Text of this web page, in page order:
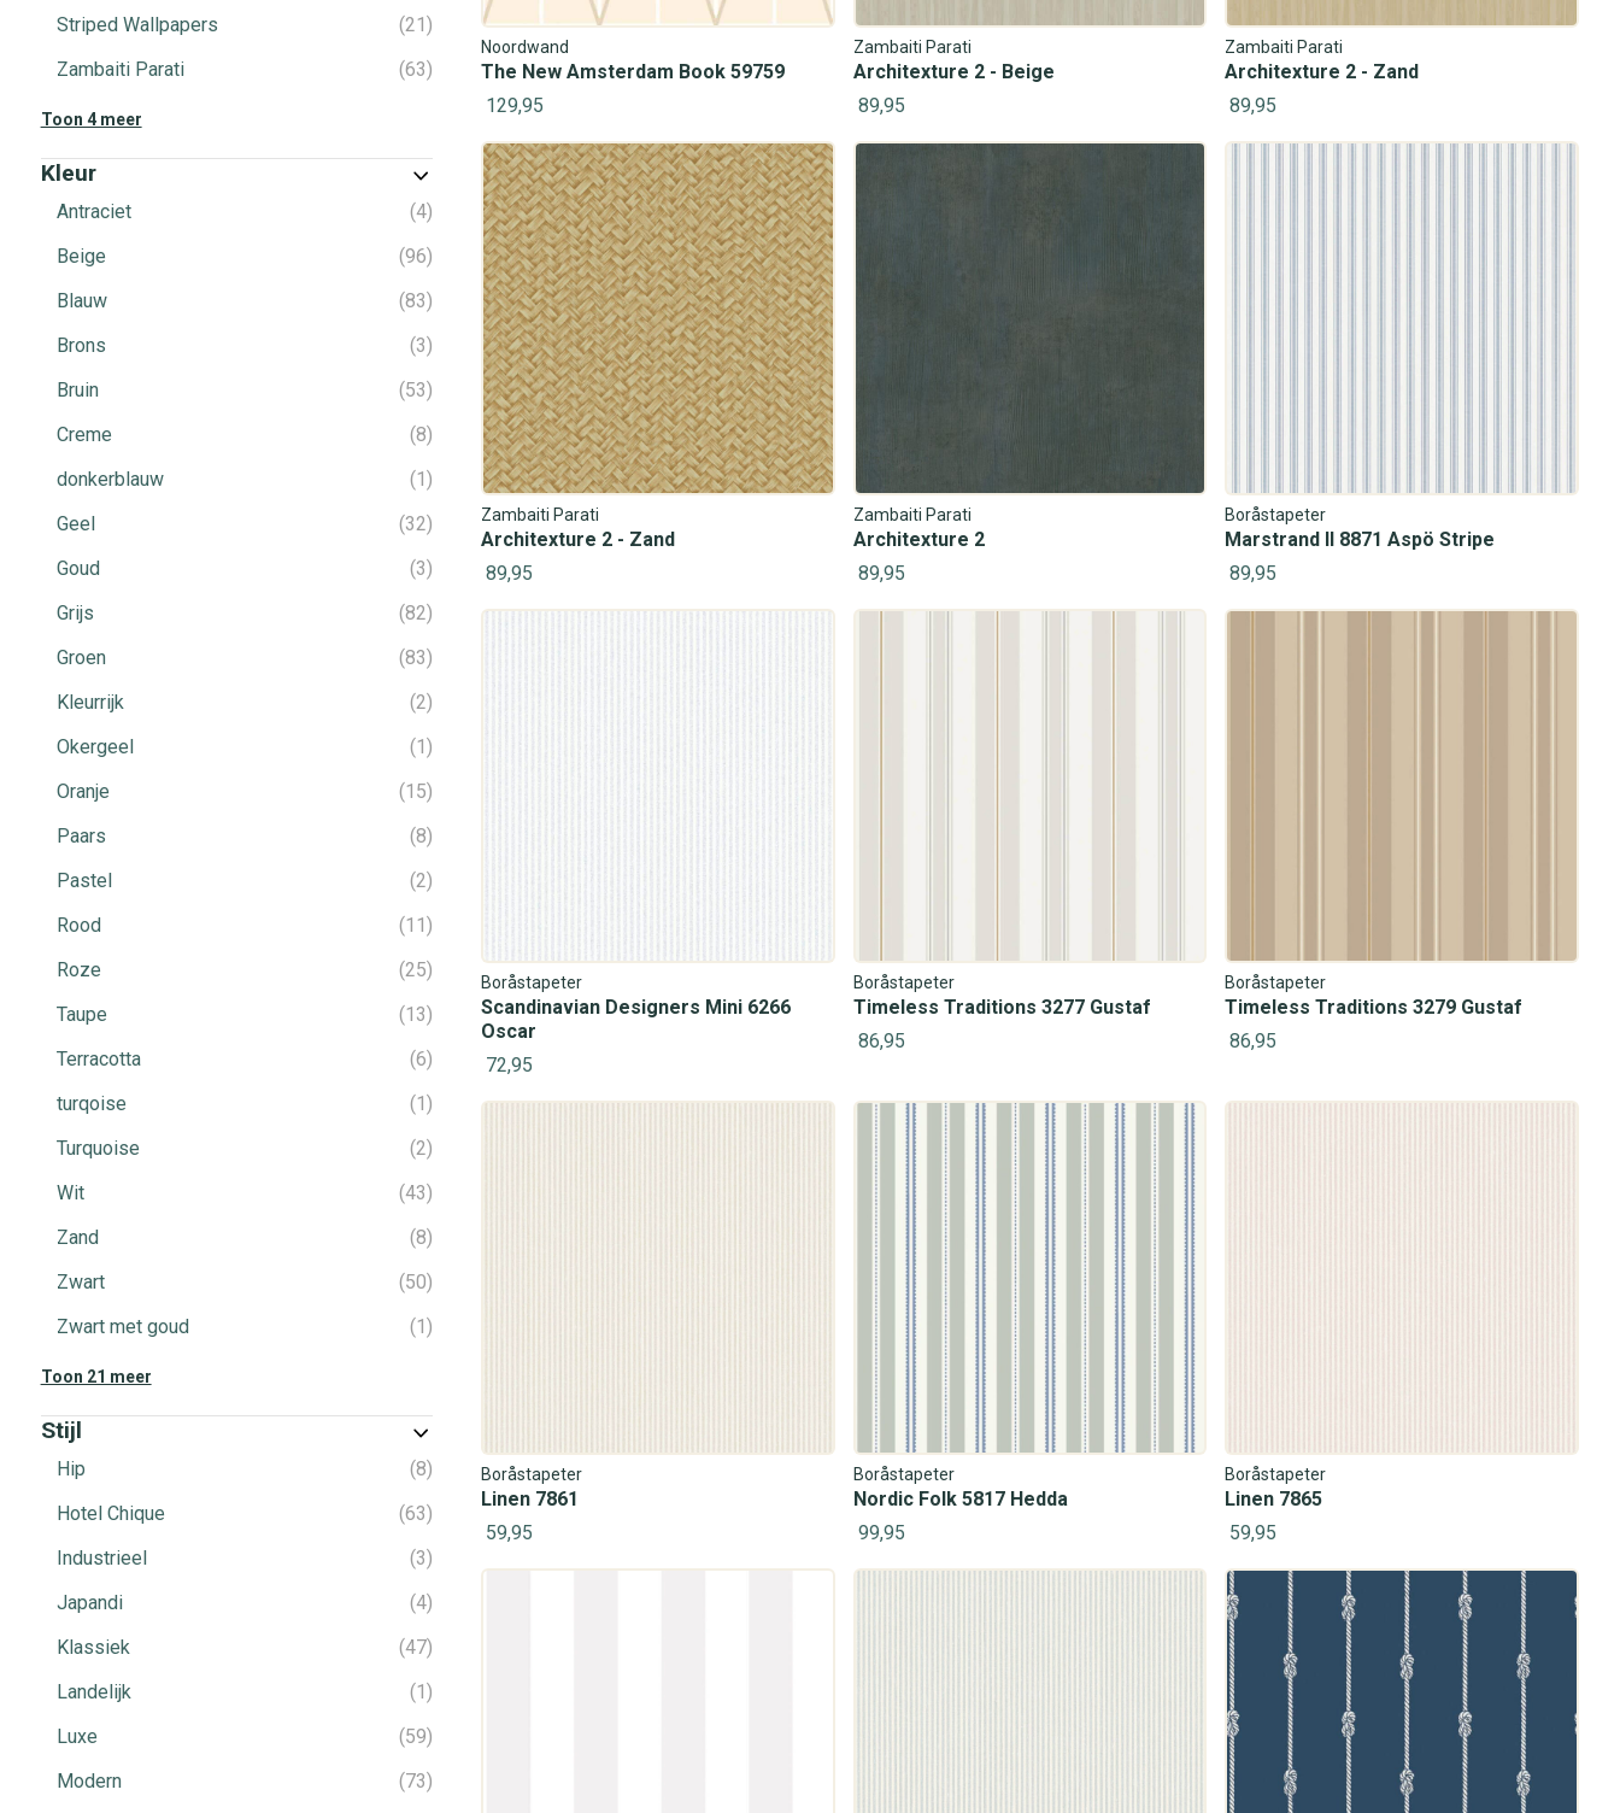
Jugendstil
Bloesem
Linnen
#1029 (geen titel)
Meisjeskamer
Striped Wallpapers
21
Zambaiti Parati
63
Toon 4 meer
Kleur
Antraciet
4
Beige
96
Blauw
83
Brons
3
Bruin
53
Creme
8
donkerblauw
1
Geel
32
Goud
3
Grijs
82
Groen
83
Kleurrijk
2
Okergeel
1
Oranje
15
Paars
8
Pastel
2
Rood
11
Roze
25
Taupe
13
Terracotta
6
turqoise
1
Turquoise
2
Wit
43
Zand
8
Zwart
50
Zwart met goud
1
Toon 21 meer
Stijl
Hip
8
Hotel Chique
63
Industrieel
3
Japandi
4
Klassiek
47
Landelijk
1
Luxe
59
Modern
73
Noordwand
The New Amsterdam Book 59759
129,95
Zambaiti Parati
Architexture 2 - Beige
89,95
Zambaiti Parati
Architexture 2 - Zand
89,95
Zambaiti Parati
Architexture 2 - Zand
89,95
Zambaiti Parati
Architexture 2
89,95
Boråstapeter
Marstrand II 8871 Aspö Stripe
89,95
Boråstapeter
Scandinavian Designers Mini 6266
Oscar
72,95
Boråstapeter
Timeless Traditions 3277 Gustaf
86,95
Boråstapeter
Timeless Traditions 3279 Gustaf
86,95
Boråstapeter
Linen 7861
59,95
Boråstapeter
Nordic Folk 5817 Hedda
99,95
Boråstapeter
Linen 7865
59,95